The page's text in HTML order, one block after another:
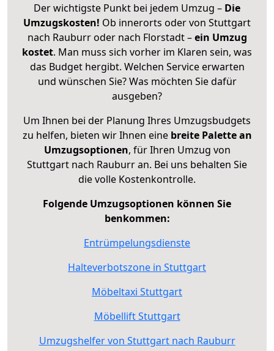
Der wichtigste Punkt bei jedem Umzug – Die
Umzugskosten! Ob innerorts oder von Stuttgart
nach Rauburr oder nach Florstadt –ein Umzug
kostet. Man muss sich vorher im Klaren sein, was
das Budget hergibt. Welchen Service erwarten
und wünschen Sie? Was möchten Sie dafür
ausgeben?
Um Ihnen bei der Planung Ihres Umzugsbudgets
zu helfen, bieten wir Ihnen eine breite Palette an
Umzugsoptionen, für Ihren Umzug von
Stuttgart nach Rauburr an. Bei uns behalten Sie
die volle Kostenkontrolle.
Folgende Umzugsoptionen können Sie
benkommen:
Entrümpelungsdienste
Halteverbotszone in Stuttgart
Möbeltaxi Stuttgart
Möbellift Stuttgart
Umzugshelfer von Stuttgart nach Rauburr